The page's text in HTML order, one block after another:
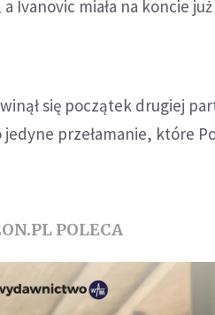
Ivanovic miała na koncie już
się początek drugiej
przełamanie, które
POLECA